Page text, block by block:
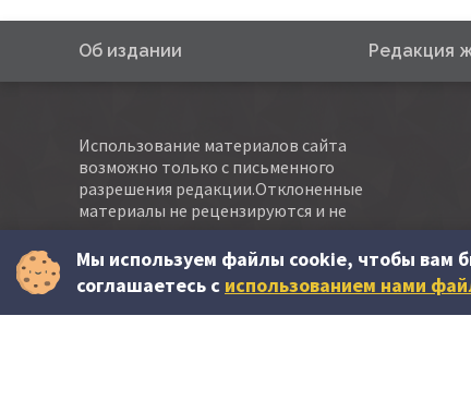
Об издании Редакция
Использование материалов сайта
возможно только с письменного
разрешения редакции.Отклоненные
материалы не рецензируются и не
возвращаются авторам.
Все пожелания и замечания по работе сайта
присылайте наabonare@contabilitate.md
Мы используем файлы cookie, чтобы вам
соглашаетесь c использованием нами